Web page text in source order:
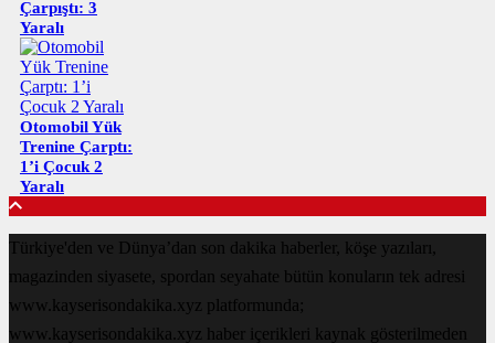
Çarpıştı: 3
Yaralı
Otomobil Yük
Trenine Çarptı:
1’i Çocuk 2
Yaralı
Türkiye'den ve Dünya’dan son dakika haberler, köşe yazıları,
magazinden siyasete, spordan seyahate bütün konuların tek adresi
www.kayserisondakika.xyz platformunda;
www.kayserisondakika.xyz haber içerikleri kaynak gösterilmeden